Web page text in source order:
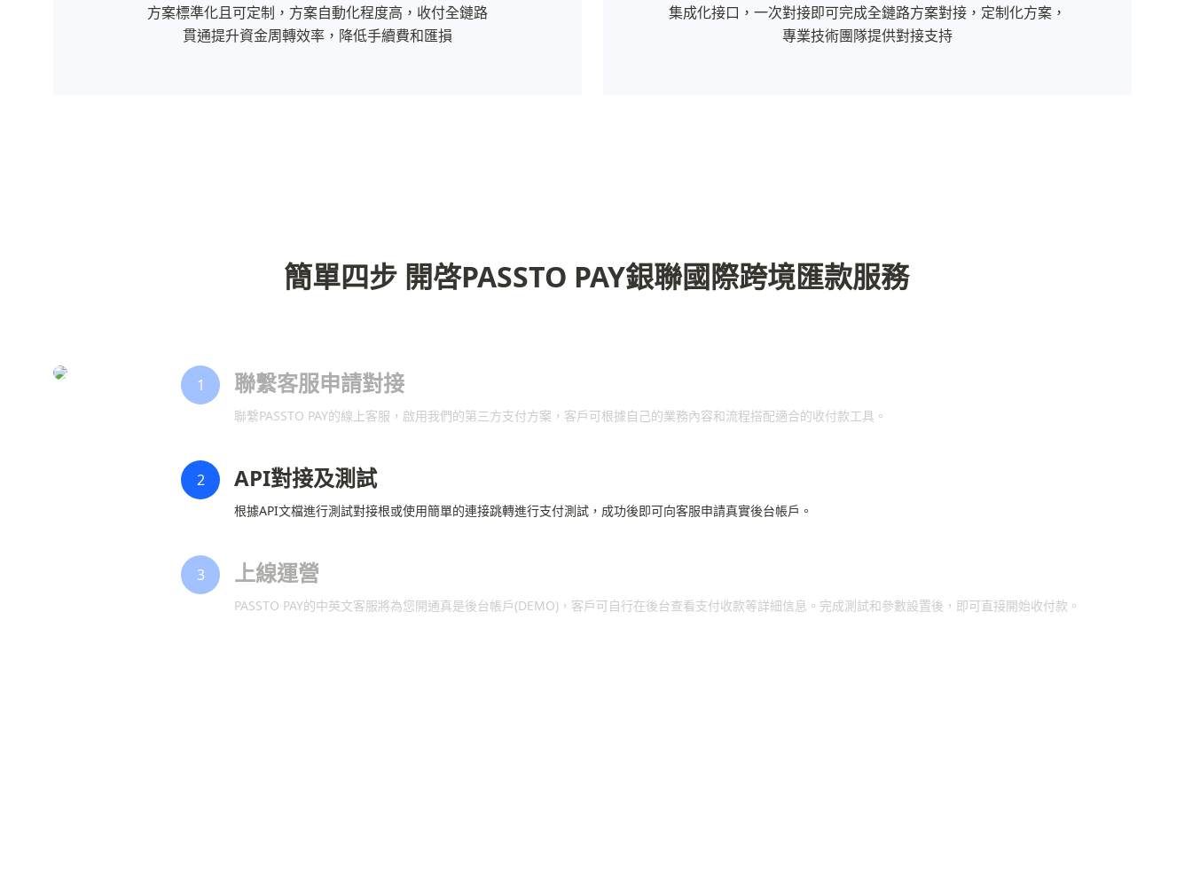
方案標準化且可定制，方案自動化程度高，收付全鏈路
貫通提升資金周轉效率，降低手續費和匯損
集成化接口，一次對接即可完成全鏈路方案對接，定制化方案，
專業技術團隊提供對接支持
簡單四步 開啓PASSTO PAY銀聯國際跨境匯款服務
1 聯繫客服申請對接
聯繫PASSTO PAY的線上客服，啟用我們的第三方支付方案，客戶可根據自己的業務內容和流程搭配適合的收付款工具。
2 API對接及測試
根據API文檔進行測試對接根或使用簡單的連接跳轉進行支付測試，成功後即可向客服申請真實後台帳戶。
3 上線運營
PASSTO PAY的中英文客服將為您開通真是後台帳戶(DEMO)，客戶可自行在後台查看支付收款等詳細信息。完成測試和參數設置後，即可直接開始收付款。